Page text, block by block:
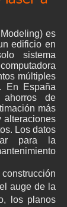
es
edificio en
sistema
múltiples
En España
ahorros de
más
alteraciones
Los datos
para la
auge de la
los planos